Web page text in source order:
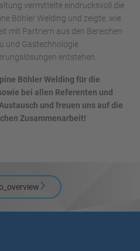
vermittelte eindrucksvoll die
Böhler Welding und zeigte, wie
mit Partnern aus den Bereichen
und Gastechnologie
entstehen.
Böhler Welding für die
bei allen Referenten und
und freuen uns auf die
Zusammenarbeit!